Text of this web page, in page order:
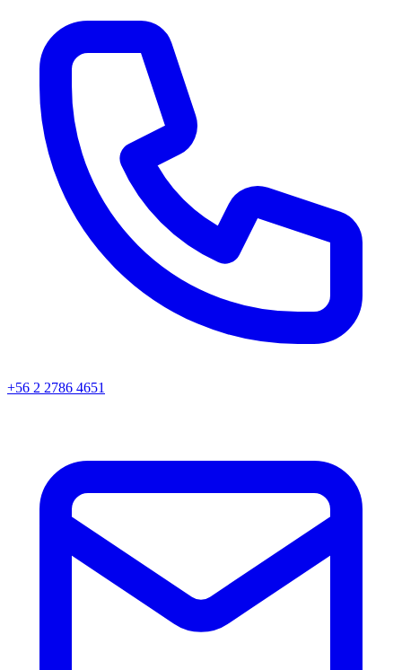
+56 2 2786 4651